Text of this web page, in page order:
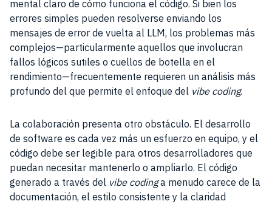
mental claro de cómo funciona el código. Si bien los
errores simples pueden resolverse enviando los
mensajes de error de vuelta al LLM, los problemas más
complejos—particularmente aquellos que involucran
fallos lógicos sutiles o cuellos de botella en el
rendimiento—frecuentemente requieren un análisis más
profundo del que permite el enfoque del vibe coding.
La colaboración presenta otro obstáculo. El desarrollo
de software es cada vez más un esfuerzo en equipo, y el
código debe ser legible para otros desarrolladores que
puedan necesitar mantenerlo o ampliarlo. El código
generado a través del vibe codinga menudo carece de la
documentación, el estilo consistente y la claridad